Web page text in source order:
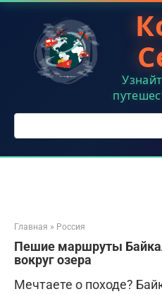
Перейти
контенту
Поиск:
Главная » Россия
Пешие маршруты
вокруг озера
Мечтаете о походе?